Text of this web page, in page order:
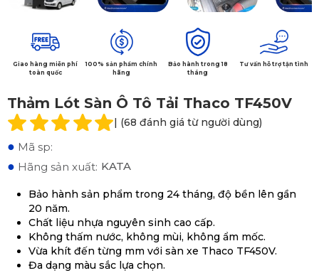
Giao hàng miễn phí
toàn quốc
100% sản phẩm chính
hãng
Bảo hành trong 18
tháng
Tư vấn hỗ trợ tận tình
Thảm Lót Sàn Ô Tô Tải Thaco TF450V
| (68 đánh giá từ người dùng)
● Mã sp:
● Hãng sản xuất: KATA
Bảo hành sản phẩm trong 24 tháng, độ bền lên gần
20 năm.
Chất liệu nhựa nguyên sinh cao cấp.
Không thấm nước, không mùi, không ẩm mốc.
Vừa khít đến từng mm với sàn xe Thaco TF450V.
Đa dạng màu sắc lựa chọn.